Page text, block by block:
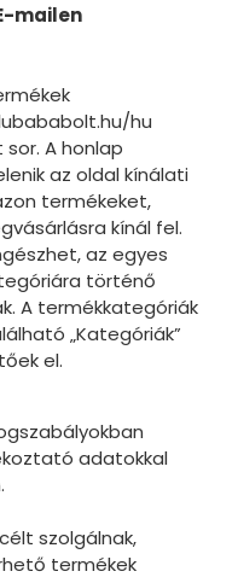
mailen
hu
A honlap
az oldal kínálati
termékeket,
kínál fel.
az egyes
történő
A termékkategóriák
„Kategóriák”
el.
adatokkal
szolgálnak,
termékek